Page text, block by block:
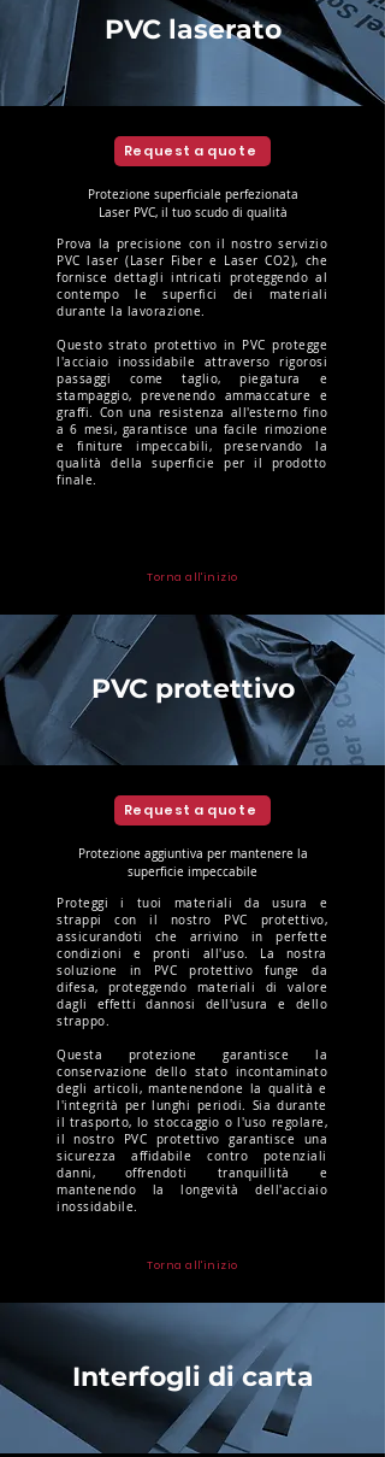
PVC laserato
Request a quote
Protezione superficiale perfezionata
Laser PVC, il tuo scudo di qualità
Prova la precisione con il nostro servizio
PVC laser (Laser Fiber e Laser CO2), che
fornisce dettagli intricati proteggendo al
contempo le superfici dei materiali
durante la lavorazione.
Questo strato protettivo in PVC protegge
l'acciaio inossidabile attraverso rigorosi
passaggi come taglio, piegatura e
stampaggio, prevenendo ammaccature e
graffi. Con una resistenza all'esterno fino
a 6 mesi, garantisce una facile rimozione
e finiture impeccabili, preservando la
qualità della superficie per il prodotto
finale.
Torna all'inizio
PVC protettivo
Request a quote
Protezione aggiuntiva per mantenere la
superficie impeccabile
Proteggi i tuoi materiali da usura e
strappi con il nostro PVC protettivo,
assicurandoti che arrivino in perfette
condizioni e pronti all'uso. La nostra
soluzione in PVC protettivo funge da
difesa, proteggendo materiali di valore
dagli effetti dannosi dell'usura e dello
strappo.
Questa protezione garantisce la
conservazione dello stato incontaminato
degli articoli, mantenendone la qualità e
l'integrità per lunghi periodi. Sia durante
il trasporto, lo stoccaggio o l'uso regolare,
il nostro PVC protettivo garantisce una
sicurezza affidabile contro potenziali
danni, offrendoti tranquillità e
mantenendo la longevità dell'acciaio
inossidabile.
Torna all'inizio
Interfogli di carta